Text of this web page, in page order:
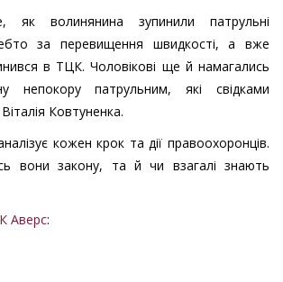
як волинянина зупинили патрульні
за перевищення швидкості, а вже
в ТЦК. Чоловікові ще й намагались
непокору патрульним, які свідками
Ковтуненка.
кожен крок та дії правоохоронців.
вони закону, та й чи взагалі знають
Аверс: